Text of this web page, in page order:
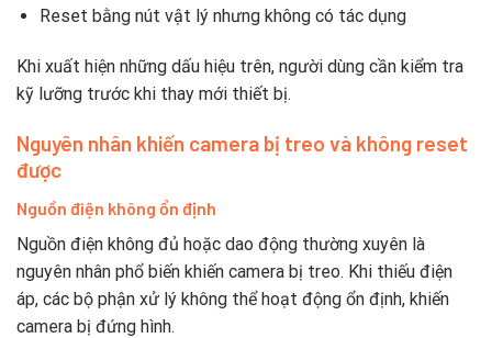
Reset bằng nút vật lý nhưng không có tác dụng
Khi xuất hiện những dấu hiệu trên, người dùng cần kiểm tra
kỹ lưỡng trước khi thay mới thiết bị.
Nguyên nhân khiến camera bị treo và không reset
được
Nguồn điện không ổn định
Nguồn điện không đủ hoặc dao động thường xuyên là
nguyên nhân phổ biến khiến camera bị treo. Khi thiếu điện
áp, các bộ phận xử lý không thể hoạt động ổn định, khiến
camera bị đứng hình.